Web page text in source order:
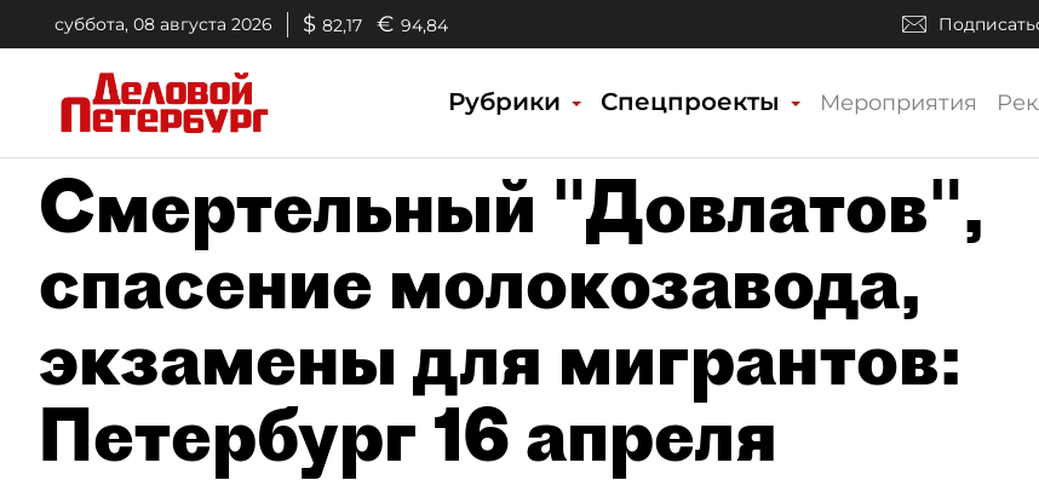
суббота, 08 августа 2026 $ 82,17 € 94,84
Рубрики Спецпроекты Мероприятия
Смертельный "Довлатов",
спасение молокозавода,
экзамены для мигрантов:
Петербург 16 апреля